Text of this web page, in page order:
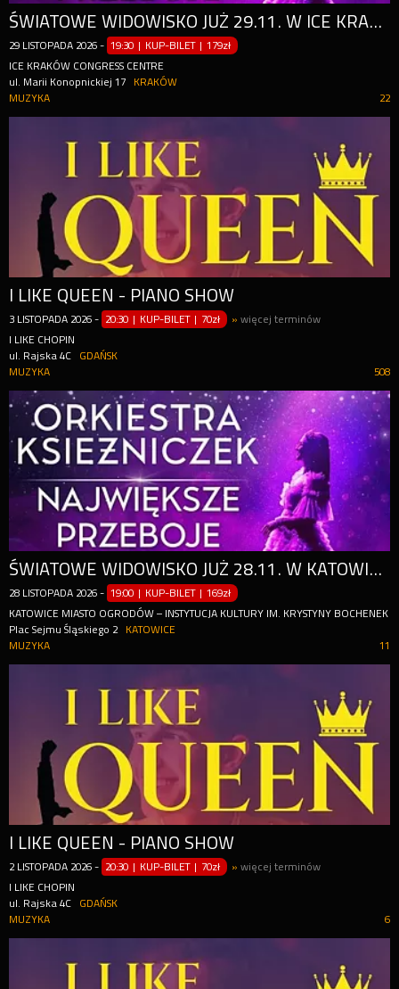
ŚWIATOWE WIDOWISKO JUŻ 29.11. W ICE KRAKÓW!
29 LISTOPADA 2026 - 19:30 | KUP-BILET |179zł
ICE KRAKÓW CONGRESS CENTRE
ul. Marii Konopnickiej 17
KRAKÓW
22
MUZYKA
I LIKE QUEEN - PIANO SHOW
3 LISTOPADA 2026 - 20:30 | KUP-BILET | 70zł »więcej terminów
I LIKE CHOPIN
ul. Rajska 4C
GDAŃSK
508
MUZYKA
ŚWIATOWE WIDOWISKO JUŻ 28.11. W KATOWICACH!
28 LISTOPADA 2026 - 19:00 | KUP-BILET |169zł
KATOWICE MIASTO OGRODÓW – INSTYTUCJA KULTURY IM. KRYSTYNY BOCHENEK
Plac Sejmu Śląskiego 2
KATOWICE
11
MUZYKA
I LIKE QUEEN - PIANO SHOW
2 LISTOPADA 2026 - 20:30 | KUP-BILET | 70zł »więcej terminów
I LIKE CHOPIN
ul. Rajska 4C
GDAŃSK
6
MUZYKA